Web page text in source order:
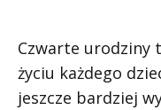
Czwarte urodziny
życiu każdego
jeszcze bardziej